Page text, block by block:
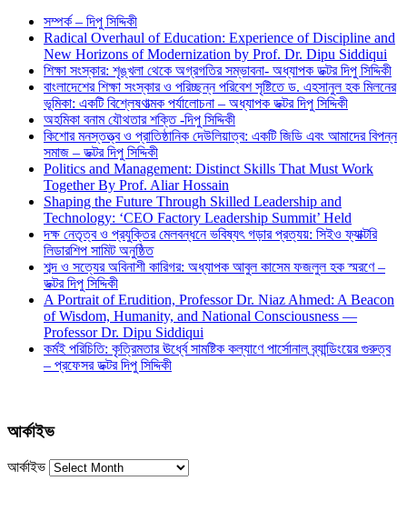
সম্পর্ক – দিপু সিদ্দিকী
Radical Overhaul of Education: Experience of Discipline and
New Horizons of Modernization by Prof. Dr. Dipu Siddiqui
শিক্ষা সংস্কার: শৃঙ্খলা থেকে অগ্রগতির সম্ভাবনা- অধ্যাপক ডক্টর দিপু সিদ্দিকী
বাংলাদেশের শিক্ষা সংস্কার ও পরিচ্ছন্ন পরিবেশ সৃষ্টিতে ড. এহসানুল হক মিলনের
ভূমিকা: একটি বিশ্লেষণাত্মক পর্যালোচনা – অধ্যাপক ডক্টর দিপু সিদ্দিকী
অহমিকা বনাম যৌথতার শক্তি -দিপু সিদ্দিকী
কিশোর মনস্তত্ত্ব ও প্রাতিষ্ঠানিক দেউলিয়াত্ব: একটি জিডি এবং আমাদের বিপন্ন
সমাজ – ডক্টর দিপু সিদ্দিকী
Politics and Management: Distinct Skills That Must Work
Together By Prof. Aliar Hossain
Shaping the Future Through Skilled Leadership and
Technology: ‘CEO Factory Leadership Summit’ Held
দক্ষ নেতৃত্ব ও প্রযুক্তির মেলবন্ধনে ভবিষ্যৎ গড়ার প্রত্যয়: সিইও ফ্যাক্টরি
লিডারশিপ সামিট অনুষ্ঠিত
শব্দ ও সত্যের অবিনাশী কারিগর: অধ্যাপক আবুল কাসেম ফজলুল হক স্মরণে –
ডক্টর দিপু সিদ্দিকী
A Portrait of Erudition, Professor Dr. Niaz Ahmed: A Beacon
of Wisdom, Humanity, and National Consciousness —
Professor Dr. Dipu Siddiqui
কর্মই পরিচিতি: কৃত্রিমতার ঊর্ধ্বে সামষ্টিক কল্যাণে পার্সোনাল ব্র্যান্ডিংয়ের গুরুত্ব
– প্রফেসর ডক্টর দিপু সিদ্দিকী
আর্কাইভ
আর্কাইভ